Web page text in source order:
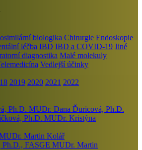
biologika Chirurgie Endoskopie
léčba IBD IBD a COVID-19 Jiné
diagnostika Malé molekuly
Vedlejší účinky
2019 2020 2021 2022
MUDr. Dana Ďuricová, Ph.D.
MUDr. Kristýna
Martin Kolář
MUDr. Martin